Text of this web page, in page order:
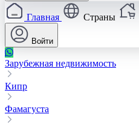
Главная Страны
Войти
Зарубежная недвижимость
Кипр
Фамагуста